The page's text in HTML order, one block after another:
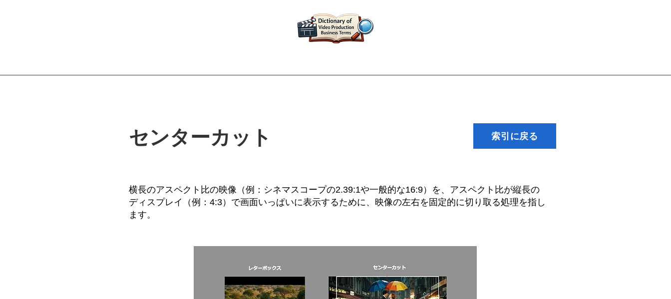
センターカット 索引に戻る
横長のアスペクト比の映像（例：シネマスコープの2.39:1や一般的な16:9）を、アスペクト比が縦長の
ディスプレイ（例：4:3）で画面いっぱいに表示するために、映像の左右を固定的に切り取る処理を指し
ます。